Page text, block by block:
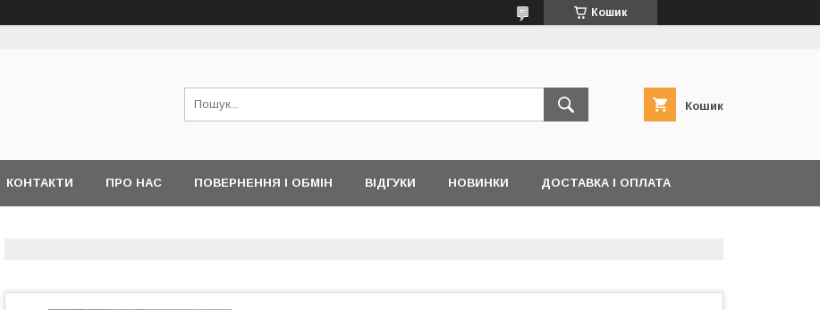
Кошик
Кошик
КОНТАКТИ ПРО НАС ПОВЕРНЕННЯ І ОБМІН ВІДГУКИ НОВИНКИ ДОСТАВКА І ОПЛАТА